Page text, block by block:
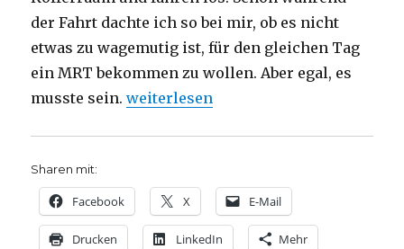
der Fahrt dachte ich so bei mir, ob es nicht
etwas zu wagemutig ist, für den gleichen Tag
ein MRT bekommen zu wollen. Aber egal, es
musste sein.„Eine persönliche Klinik-
weiterlesen
Sharen mit:
Facebook X E-Mail
Drucken LinkedIn Mehr